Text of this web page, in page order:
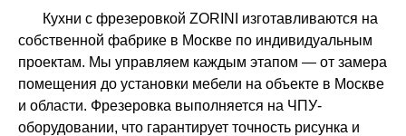
Кухни с фрезеровкой ZORINI изготавливаются на
собственной фабрике в Москве по индивидуальным
проектам. Мы управляем каждым этапом — от замера
помещения до установки мебели на объекте в Москве
и области. Фрезеровка выполняется на ЧПУ-
оборудовании, что гарантирует точность рисунка и